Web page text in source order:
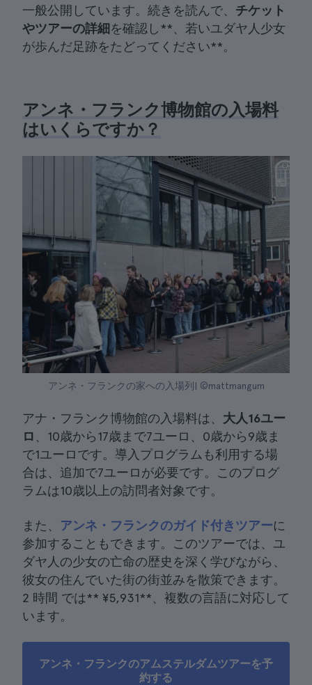
一般公開しています。続きを読んで、 チケット
やツアーの詳細を確認し**、若いユダヤ人少女
が歩んだ足跡をたどってください**。
アンネ・フランク博物館の入場料
はいくらですか？
アンネ・フランクの家への入場列| ©mattmangum
アナ・フランク博物館の入場料は、 大人16ユー
ロ 、10歳から17歳まで7ユーロ、0歳から9歳ま
で1ユーロです。導入プログラムも利用する場
合は、追加で7ユーロが必要です。このプログ
ラムは10歳以上の訪問者対象です。
また、 アンネ・フランクのガイド付きツアーに
参加することもできます。このツアーでは、ユ
ダヤ人の少女の亡命の歴史を深く学びながら、
彼女の住んでいた街の街並みを散策できます。
2 時間 では** ¥5,931**、複数の言語に対応して
います。
アンネ・フランクのアムステルダムツアーを予
約する